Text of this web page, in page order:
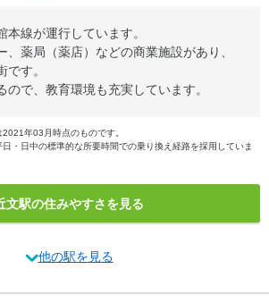
本線が運行しています。
、薬局（薬店）などの商業施設があり、
す。
ので、教育環境も充実しています。
年03月時点のものです。
・日中の標準的な所要時間での乗り換え経路を採用していま
文駅の住みやすさを見る
他の駅を見る